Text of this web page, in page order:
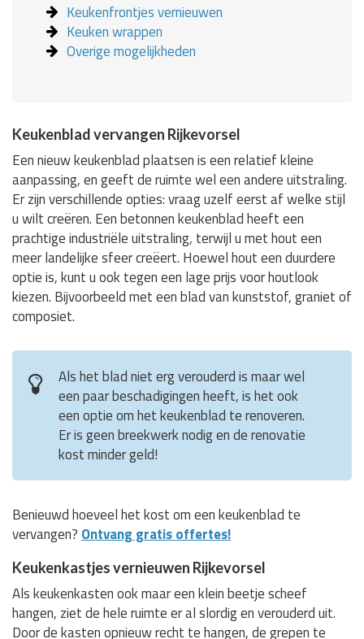
Keukenfrontjes vernieuwen
Keuken wrappen
Overige mogelijkheden
Keukenblad vervangen Rijkevorsel
Een nieuw keukenblad plaatsen is een relatief kleine
aanpassing, en geeft de ruimte wel een andere uitstraling.
Er zijn verschillende opties: vraag uzelf eerst af welke stijl
u wilt creëren. Een betonnen keukenblad heeft een
prachtige industriële uitstraling, terwijl u met hout een
meer landelijke sfeer creëert. Hoewel hout een duurdere
optie is, kunt u ook tegen een lage prijs voor houtlook
kiezen. Bijvoorbeeld met een blad van kunststof, graniet of
composiet.
Als het blad niet erg verouderd is maar wel
een paar beschadigingen heeft, is het ook
een optie om het keukenblad te renoveren.
Er is geen breekwerk nodig en de renovatie
kost minder geld!
Benieuwd hoeveel het kost om een keukenblad te
vervangen? Ontvang gratis offertes!
Keukenkastjes vernieuwen Rijkevorsel
Als keukenkasten ook maar een klein beetje scheef
hangen, ziet de hele ruimte er al slordig en verouderd uit.
Door de kasten opnieuw recht te hangen, de grepen te